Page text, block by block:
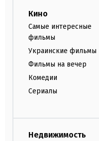
Кино
Самые интересные
фильмы
Украинские фильмы
Фильмы на вечер
Комедии
Сериалы
Недвижимость